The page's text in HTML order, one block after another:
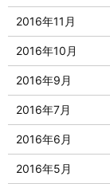
2016年11月
2016年10月
2016年9月
2016年7月
2016年6月
2016年5月